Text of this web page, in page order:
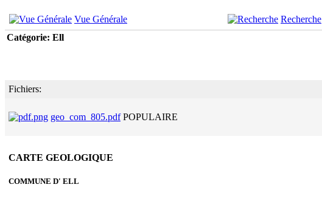
Vue Générale Recherche
Catégorie: Ell
Fichiers:
geo_com_805.pdf POPULAIRE
CARTE GEOLOGIQUE
COMMUNE D' ELL